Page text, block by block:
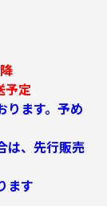
予定
ます。予め
、先行販売
ます